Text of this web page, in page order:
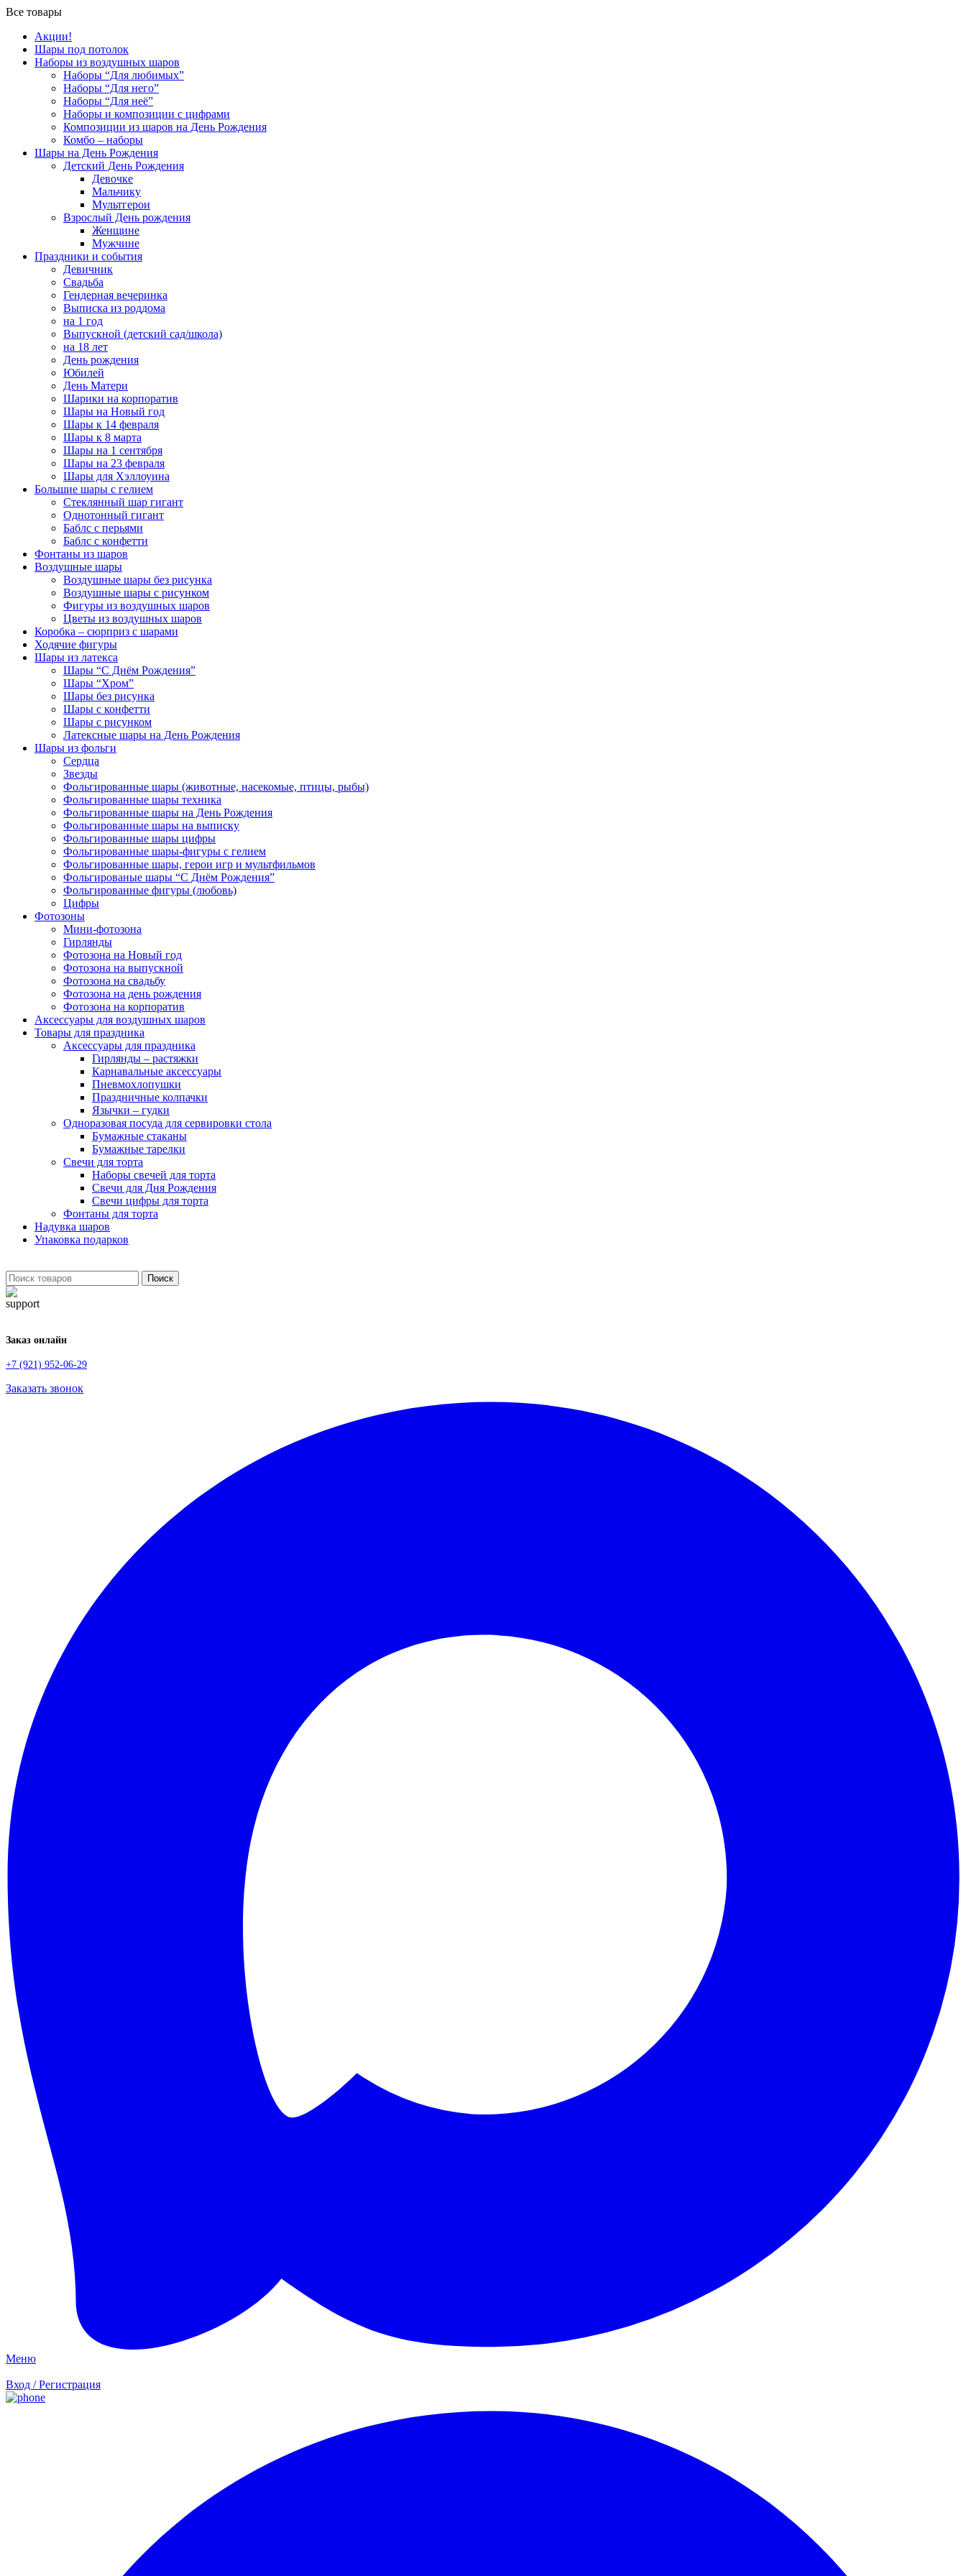
Все товары
Акции!
Шары под потолок
Наборы из воздушных шаров
Наборы “Для любимых”
Наборы “Для него”
Наборы “Для неё”
Наборы и композиции с цифрами
Композиции из шаров на День Рождения
Комбо – наборы
Шары на День Рождения
Детский День Рождения
Девочке
Мальчику
Мультгерои
Взрослый День рождения
Женщине
Мужчине
Праздники и события
Девичник
Свадьба
Гендерная вечеринка
Выписка из роддома
на 1 год
Выпускной (детский сад/школа)
на 18 лет
День рождения
Юбилей
День Матери
Шарики на корпоратив
Шары на Новый год
Шары к 14 февраля
Шары к 8 марта
Шары на 1 сентября
Шары на 23 февраля
Шары для Хэллоуина
Большие шары с гелием
Стеклянный шар гигант
Однотонный гигант
Баблс с перьями
Баблс с конфетти
Фонтаны из шаров
Воздушные шары
Воздушные шары без рисунка
Воздушные шары с рисунком
Фигуры из воздушных шаров
Цветы из воздушных шаров
Коробка – сюрприз с шарами
Ходячие фигуры
Шары из латекса
Шары “С Днём Рождения”
Шары “Хром”
Шары без рисунка
Шары с конфетти
Шары с рисунком
Латексные шары на День Рождения
Шары из фольги
Сердца
Звезды
Фольгированные шары (животные, насекомые, птицы, рыбы)
Фольгированные шары техника
Фольгированные шары на День Рождения
Фольгированные шары на выписку
Фольгированные шары цифры
Фольгированные шары-фигуры с гелием
Фольгированные шары, герои игр и мультфильмов
Фольгированые шары “С Днём Рождения”
Фольгированные фигуры (любовь)
Цифры
Фотозоны
Мини-фотозона
Гирлянды
Фотозона на Новый год
Фотозона на выпускной
Фотозона на свадьбу
Фотозона на день рождения
Фотозона на корпоратив
Аксессуары для воздушных шаров
Товары для праздника
Аксессуары для праздника
Гирлянды – растяжки
Карнавальные аксессуары
Пневмохлопушки
Праздничные колпачки
Язычки – гудки
Одноразовая посуда для сервировки стола
Бумажные стаканы
Бумажные тарелки
Свечи для торта
Наборы свечей для торта
Свечи для Дня Рождения
Свечи цифры для торта
Фонтаны для торта
Надувка шаров
Упаковка подарков
Поиск
Заказ онлайн
+7 (921) 952-06-29
Заказать звонок
Меню
Вход / Регистрация